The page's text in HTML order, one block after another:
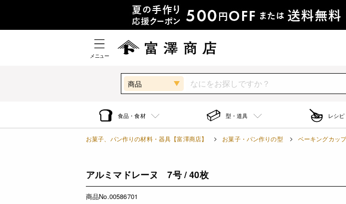
メニュー
商品
食品・食材 型・道具 レシピ
お菓子、パン作りの材料・器具【富澤商店】 お菓子・パン作りの型 ベーキングカッ
アルミマドレーヌ 7号 / 40枚
商品No.00586701